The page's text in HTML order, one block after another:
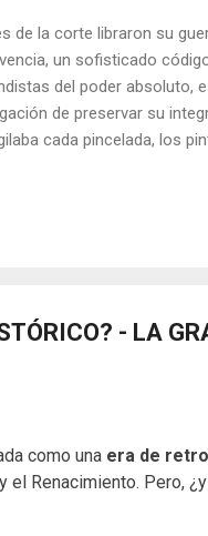
de la corte libraron su
un sofisticado
del poder absoluto,
de preservar su
cada pincelada, los
reflejo de la realidad,
y dominaban el
- LA
como una era de
el Renacimiento. Pero,